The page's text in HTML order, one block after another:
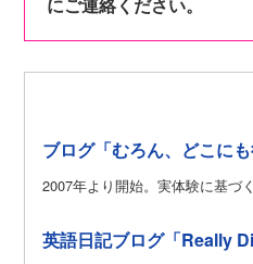
ブログ「むろん、どこに
2007年より開始。実体験に基づ
英語日記ブログ「Really